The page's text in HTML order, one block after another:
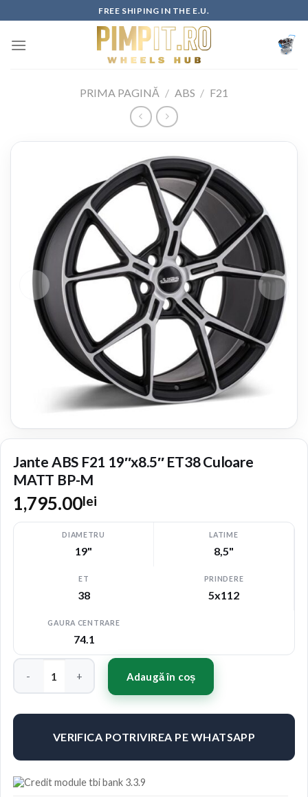
to
content
FREE SHIPING IN THE E.U.
PRIMA PAGINĂ / ABS / F21
Jante ABS F21 19″x8.5″ ET38 Culoare
MATT BP-M
1,795.00lei
DIAMETRU
19"
LATIME
8,5"
ET
38
PRINDERE
5x112
GAURA CENTRARE
74.1
Cantitate Jante ABS F21 19"x8.5" ET38 Culoare MATT BP-M
Adaugă în coș
VERIFICA POTRIVIREA PE WHATSAPP